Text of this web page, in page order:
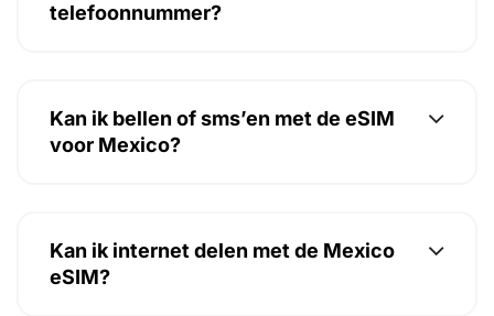
telefoonnummer?
Kan ik bellen of sms’en met de eSIM
voor Mexico?
Kan ik internet delen met de Mexico
eSIM?